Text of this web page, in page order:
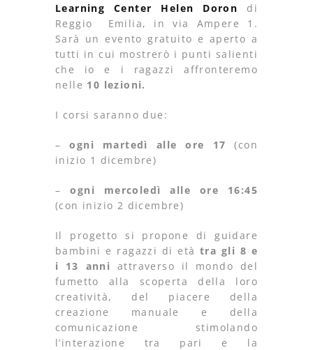
Learning Center Helen Doron di
Reggio Emilia, in via Ampere 1.
Sarà un evento gratuito e aperto a
tutti in cui mostrerò i punti salienti
che io e i ragazzi affronteremo
nelle 10 lezioni.
I corsi saranno due:
–ogni martedì alle ore 17 (con
inizio 1 dicembre)
–ogni mercoledì alle ore 16:45
(con inizio 2 dicembre)
Il progetto si propone di guidare
bambini e ragazzi di età tra gli 8 e
i 13 anni
attraverso il mondo del
fumetto alla scoperta della loro
creatività, del piacere della
creazione manuale e della
comunicazione stimolando
l’interazione tra pari e la